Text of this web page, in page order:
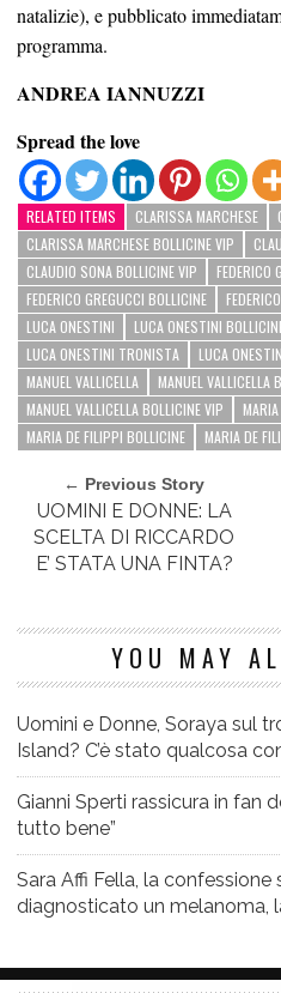
natalizie), e pubblicato
programma.
ANDREA IANNUZZI
Spread the love
RELATED ITEMS CLARISSA MARCHESE
CLARISSA MARCHESE BOLLICINE VIP
CLAUDIO SONA BOLLICINE VIP
FEDERICO
FEDERICO GREGUCCI BOLLICINE
LUCA ONESTINI
LUCA ONESTINI
LUCA ONESTINI TRONISTA
LUCA
MANUEL VALLICELLA
MANUEL VALLICELLA
MANUEL VALLICELLA BOLLICINE VIP
MARIA DE FILIPPI BOLLICINE
MARIA DE
← Previous Story
UOMINI E DONNE: LA
SCELTA DI RICCARDO
E’ STATA UNA FINTA?
YOU MAY
Uomini e Donne, Soraya sul
Island? C’è stato qualcosa
Gianni Sperti rassicura in fan
tutto bene”
Sara Affi Fella, la confessione
diagnosticato un melanoma,